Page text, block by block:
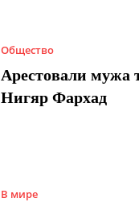
Общество
Арестовали мужа
Нигяр Фархад
В мире